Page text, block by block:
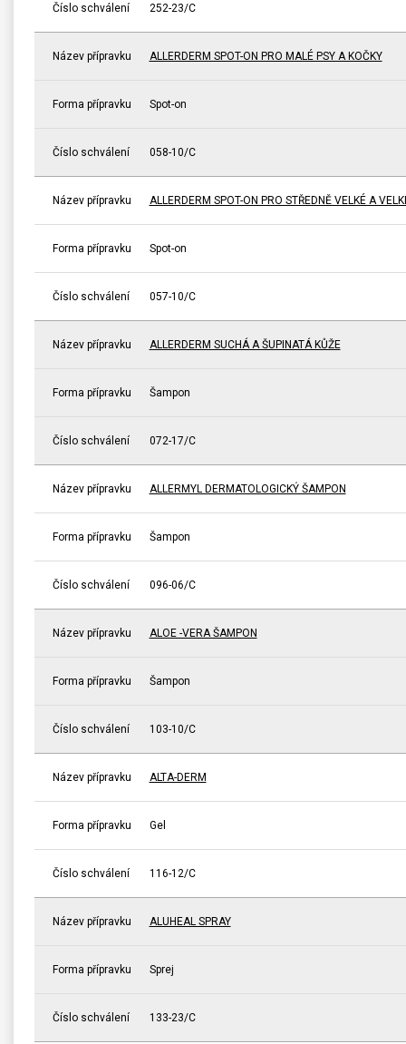
Číslo schválení 252-23/C
Název přípravku ALLERDERM SPOT-ON PRO MALÉ PSY A KOČKY
Forma přípravku Spot-on
Číslo schválení 058-10/C
Název přípravku ALLERDERM SPOT-ON PRO STŘEDNĚ VELKÉ A
Forma přípravku Spot-on
Číslo schválení 057-10/C
Název přípravku ALLERDERM SUCHÁ A ŠUPINATÁ KŮŽE
Forma přípravku Šampon
Číslo schválení 072-17/C
Název přípravku ALLERMYL DERMATOLOGICKÝ ŠAMPON
Forma přípravku Šampon
Číslo schválení 096-06/C
Název přípravku ALOE -VERA ŠAMPON
Forma přípravku Šampon
Číslo schválení 103-10/C
Název přípravku ALTA-DERM
Forma přípravku Gel
Číslo schválení 116-12/C
Název přípravku ALUHEAL SPRAY
Forma přípravku Sprej
Číslo schválení 133-23/C